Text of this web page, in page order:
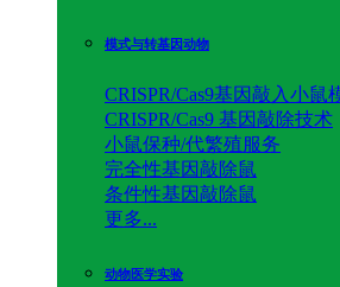
模式与转基因动物
CRISPR/Cas9基因敲入小鼠
CRISPR/Cas9 基因敲除技术
小鼠保种/代繁殖服务
完全性基因敲除鼠
条件性基因敲除鼠
更多...
动物医学实验